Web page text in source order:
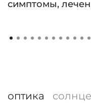
симптомы,
оптика солнце